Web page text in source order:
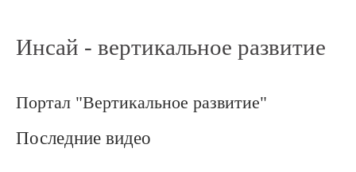
Инсай - вертикальное развитие
Портал "Вертикальное развитие"
Последние видео